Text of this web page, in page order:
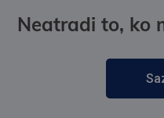
Neatradi to, ko